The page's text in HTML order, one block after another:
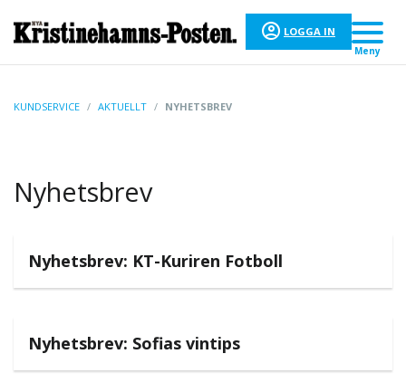
LOGGA IN
Meny
KUNDSERVICE / AKTUELLT / NYHETSBREV
Nyhetsbrev
Nyhetsbrev: KT-Kuriren Fotboll
Nyhetsbrev: Sofias vintips